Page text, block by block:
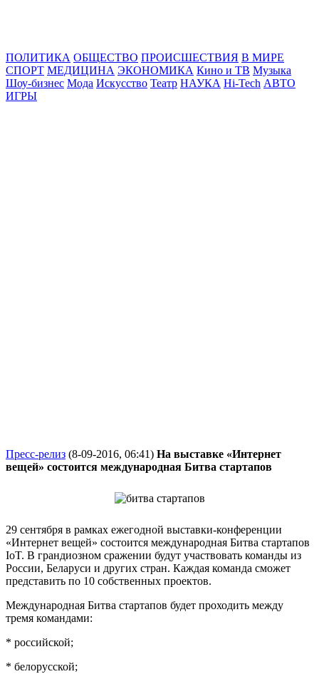
ПОЛИТИКА ОБЩЕСТВО ПРОИСШЕСТВИЯ В МИРЕ
СПОРТ МЕДИЦИНА ЭКОНОМИКА Кино и ТВ Музыка
Шоу-бизнес Мода Искусство Театр НАУКА Hi-Tech АВТО
ИГРЫ
Пресс-релиз (8-09-2016, 06:41) На выставке «Интернет
вещей» состоится международная Битва стартапов
29 сентября в рамках ежегодной выставки-конференции
«Интернет вещей» состоится международная Битва стартапов
IoT. В грандиозном сражении будут участвовать команды из
России, Беларуси и других стран. Каждая команда сможет
представить по 10 собственных проектов.
Международная Битва стартапов будет проходить между
тремя командами:
* российской;
* белорусской;